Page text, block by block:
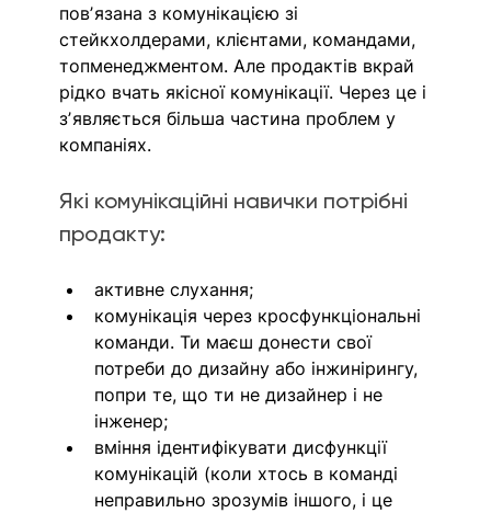
повʼязана з комунікацією зі
стейкхолдерами, клієнтами, командами,
топменеджментом. Але продактів вкрай
рідко вчать якісної комунікації. Через це і
зʼявляється більша частина проблем у
компаніях.
Які комунікаційні навички потрібні
продакту:
активне слухання;
комунікація через кросфункціональні
команди. Ти маєш донести свої
потреби до дизайну або інжинірингу,
попри те, що ти не дизайнер і не
інженер;
вміння ідентифікувати дисфункції
комунікацій (коли хтось в команді
неправильно зрозумів іншого, і це